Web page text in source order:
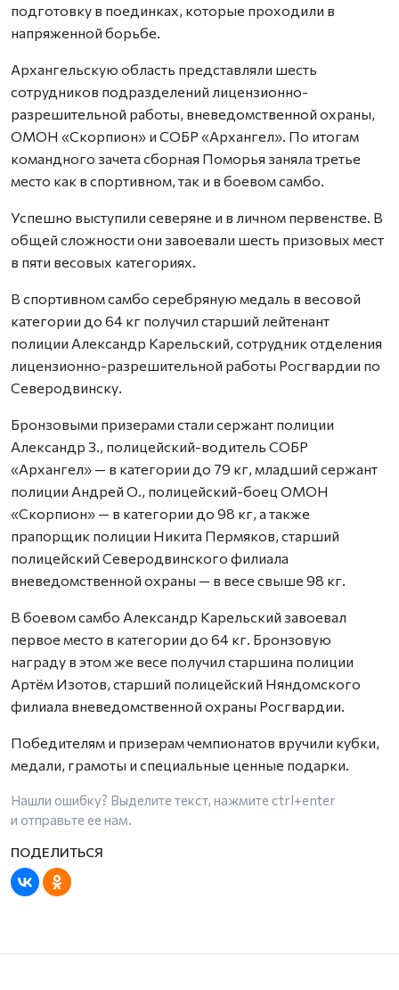
подготовку в поединках, которые проходили в
напряженной борьбе.
Архангельскую область представляли шесть
сотрудников подразделений лицензионно-
разрешительной работы, вневедомственной охраны,
ОМОН «Скорпион» и СОБР «Архангел». По итогам
командного зачета сборная Поморья заняла третье
место как в спортивном, так и в боевом самбо.
Успешно выступили северяне и в личном первенстве. В
общей сложности они завоевали шесть призовых мест
в пяти весовых категориях.
В спортивном самбо серебряную медаль в весовой
категории до 64 кг получил старший лейтенант
полиции Александр Карельский, сотрудник отделения
лицензионно-разрешительной работы Росгвардии по
Северодвинску.
Бронзовыми призерами стали сержант полиции
Александр З., полицейский-водитель СОБР
«Архангел» — в категории до 79 кг, младший сержант
полиции Андрей О., полицейский-боец ОМОН
«Скорпион» — в категории до 98 кг, а также
прапорщик полиции Никита Пермяков, старший
полицейский Северодвинского филиала
вневедомственной охраны — в весе свыше 98 кг.
В боевом самбо Александр Карельский завоевал
первое место в категории до 64 кг. Бронзовую
награду в этом же весе получил старшина полиции
Артём Изотов, старший полицейский Няндомского
филиала вневедомственной охраны Росгвардии.
Победителям и призерам чемпионатов вручили кубки,
медали, грамоты и специальные ценные подарки.
Нашли ошибку? Выделите текст, нажмите ctrl+enter
и отправьте ее нам.